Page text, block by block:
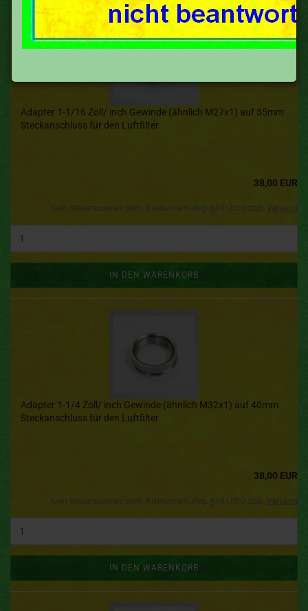
Adapter 1-1/16 Zoll/ inch Gewinde (ähnlich M27x1) auf 35mm
Steckanschluss für den Luftfilter
38,00 EUR
IN DEN WARENKORB
Adapter 1-1/4 Zoll/ inch Gewinde (ähnlich M32x1) auf 40mm
Steckanschluss für den Luftfilter
38,00 EUR
IN DEN WARENKORB